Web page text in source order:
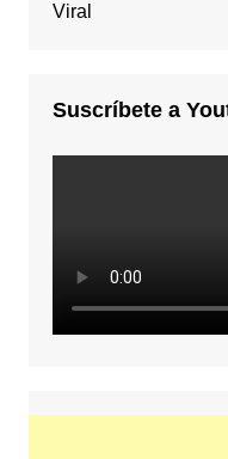
Viral
Suscríbete a